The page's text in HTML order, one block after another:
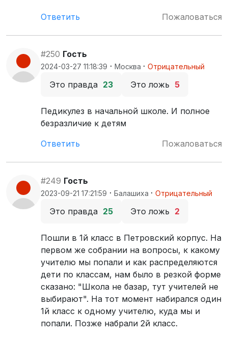
Ответить
Пожаловаться
#250 Гость
2024-03-27 11:18:39 · Москва · Отрицательный
Это правда 23 Это ложь 5
Педикулез в начальной школе. И полное
безразличие к детям
Ответить
Пожаловаться
#249 Гость
2023-09-21 17:21:59 · Балашиха · Отрицательный
Это правда 25 Это ложь 2
Пошли в 1й класс в Петровский корпус. На
первом же собрании на вопросы, к какому
учителю мы попали и как распределяются
дети по классам, нам было в резкой форме
сказано: "Школа не базар, тут учителей не
выбирают". На тот момент набирался один
1й класс к одному учителю, куда мы и
попали. Позже набрали 2й класс.